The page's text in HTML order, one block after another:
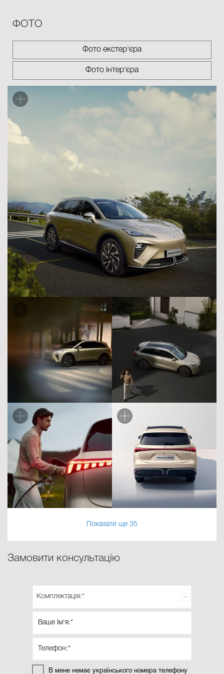
·Режим One Pedal:
П'ять режимів водіння
Високоефективні електродвигуни у варіантах із заднім
між динамікою та впевненою керованістю. Обирайте
один із п’яти режимів водіння — Normal, Sport, Eco, Snow
або Custom, — кожен з яких ідеально підлаштовується
під ваш ритм та дорожні умови.
Преміальний інтер'єр: Оазис тиші
MGS6 EV пропонує атмосферу повного спокою
всередині.
· Розкішні сидіння: Пориньте у крісла з преміальним
оздобленням, що мають функції підігріву та вентиляції.
Для вашого затишку підігрів передбачений навіть для
задніх пасажирів.
· Панорамний дах: Відчуйте простір під величезним
панорамним склом з електричною шторкою.
· Акустика преміум-класу: Аудіосистема на 11 динаміків
створює ідеальний звуковий супровід вашої подорожі.
· Простір для всього: Вражаючий багажник на 674 літри
та додатковий передній відсік (frunk) на 124 літри для
зарядних кабелів або покупок.
Технології, що думають за вас
Серцем MGS6 EV є інтелектуальні рішення, які роблять
взаємодію з авто природною.
· Head-Up Display (HUD): Вперше в MG — найважливіші
дані проектуються на лобове скло, щоб ваш фокус
· Цифровий кокпіт: 12,8-дюймовий HD-тачскрін із повною
· Розваги без меж: Spotify, Amazon Music, YouTube та
Безпека: Захист, що працює
ФОТО
Фото екстер'єра
Фото інтер'єра
Показати ще 35
Замовити консультацію
В мене немає українського номера телефону